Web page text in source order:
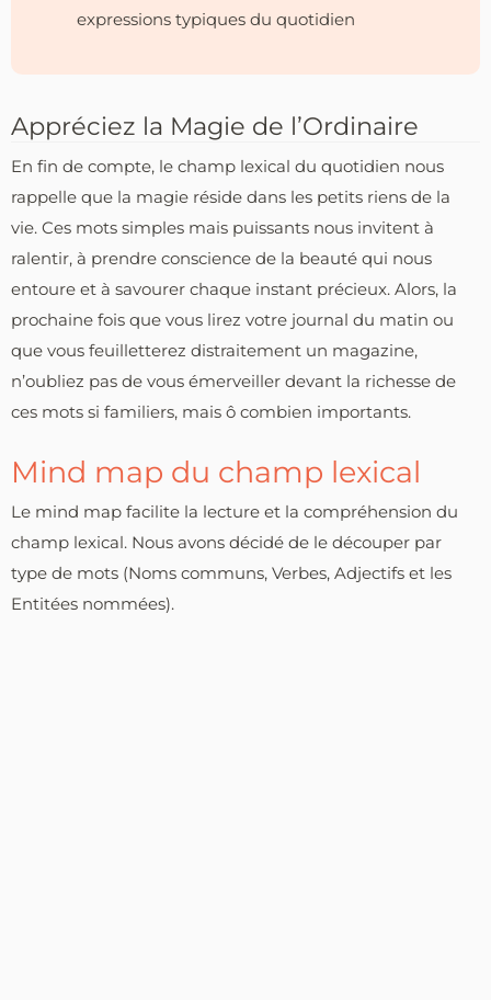
expressions typiques du quotidien
Appréciez la Magie de l’Ordinaire
En fin de compte, le champ lexical du quotidien nous
rappelle que la magie réside dans les petits riens de la
vie. Ces mots simples mais puissants nous invitent à
ralentir, à prendre conscience de la beauté qui nous
entoure et à savourer chaque instant précieux. Alors, la
prochaine fois que vous lirez votre journal du matin ou
que vous feuilletterez distraitement un magazine,
n’oubliez pas de vous émerveiller devant la richesse de
ces mots si familiers, mais ô combien importants.
Mind map du champ lexical
Le mind map facilite la lecture et la compréhension du
champ lexical. Nous avons décidé de le découper par
type de mots (Noms communs, Verbes, Adjectifs et les
Entitées nommées).